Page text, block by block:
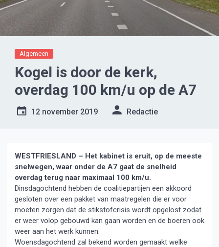
Algemeen
Kogel is door de kerk,
overdag 100 km/u op de A7
12 november 2019 Redactie
WESTFRIESLAND – Het kabinet is eruit, op de meeste
snelwegen, waar onder de A7 gaat de snelheid
overdag terug naar maximaal 100 km/u.
Dinsdagochtend hebben de coalitiepartijen een akkoord
gesloten over een pakket van maatregelen die er voor
moeten zorgen dat de stikstofcrisis wordt opgelost zodat
er weer volop gebouwd kan gaan worden en de boeren ook
weer aan het werk kunnen.
Woensdagochtend zal bekend worden gemaakt welke